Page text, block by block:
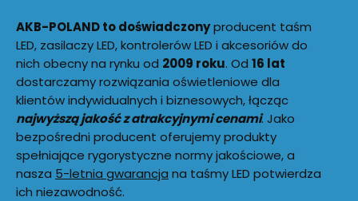
AKB-POLAND to doświadczonyproducent taśm
LED, zasilaczy LED, kontrolerów LED i akcesoriów do
nich obecny na rynku od 2009 roku. Od 16 lat
dostarczamy rozwiązania oświetleniowe dla
klientów indywidualnych i biznesowych, łącząc
najwyższą jakość z atrakcyjnymi cenami. Jako
bezpośredni producent oferujemy produkty
spełniające rygorystyczne normy jakościowe, a
nasza 5-letnia gwarancja na taśmy LED potwierdza
ich niezawodność.